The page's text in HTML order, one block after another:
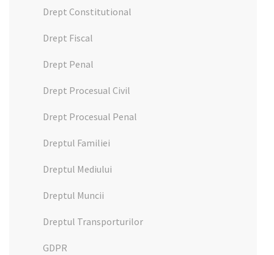
Drept Constitutional
Drept Fiscal
Drept Penal
Drept Procesual Civil
Drept Procesual Penal
Dreptul Familiei
Dreptul Mediului
Dreptul Muncii
Dreptul Transporturilor
GDPR